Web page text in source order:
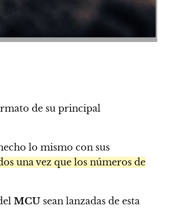
de su principal
lo mismo con sus
una vez que los números de
MCU sean lanzadas de esta